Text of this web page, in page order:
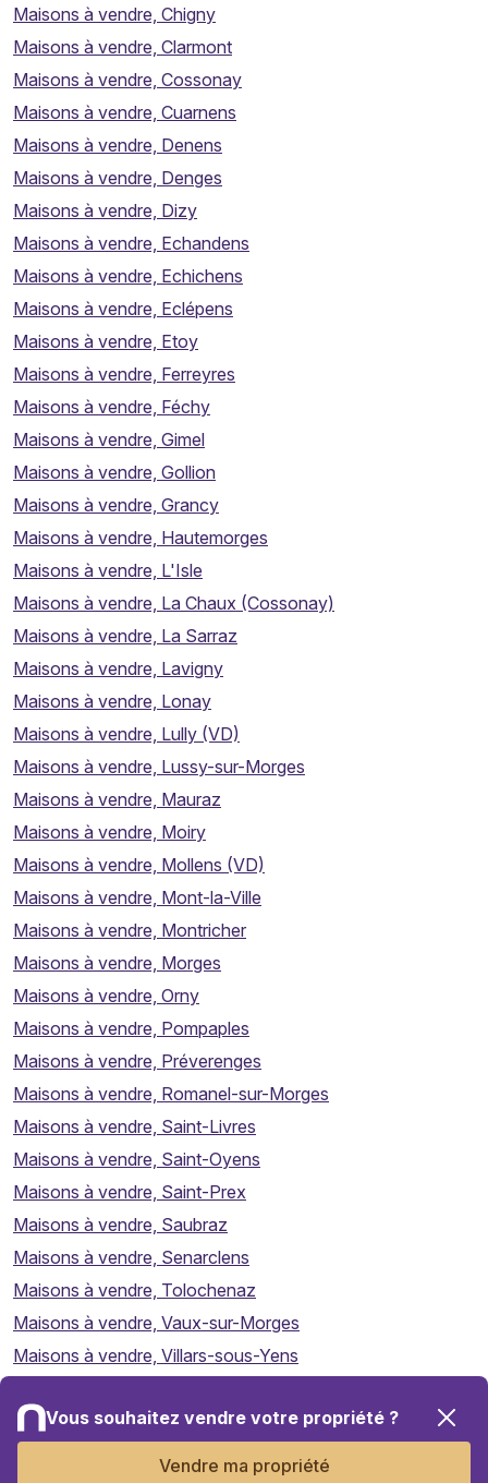
Maisons à vendre, Chigny
Maisons à vendre, Clarmont
Maisons à vendre, Cossonay
Maisons à vendre, Cuarnens
Maisons à vendre, Denens
Maisons à vendre, Denges
Maisons à vendre, Dizy
Maisons à vendre, Echandens
Maisons à vendre, Echichens
Maisons à vendre, Eclépens
Maisons à vendre, Etoy
Maisons à vendre, Ferreyres
Maisons à vendre, Féchy
Maisons à vendre, Gimel
Maisons à vendre, Gollion
Maisons à vendre, Grancy
Maisons à vendre, Hautemorges
Maisons à vendre, L'Isle
Maisons à vendre, La Chaux (Cossonay)
Maisons à vendre, La Sarraz
Maisons à vendre, Lavigny
Maisons à vendre, Lonay
Maisons à vendre, Lully (VD)
Maisons à vendre, Lussy-sur-Morges
Maisons à vendre, Mauraz
Maisons à vendre, Moiry
Maisons à vendre, Mollens (VD)
Maisons à vendre, Mont-la-Ville
Maisons à vendre, Montricher
Maisons à vendre, Morges
Maisons à vendre, Orny
Maisons à vendre, Pompaples
Maisons à vendre, Préverenges
Maisons à vendre, Romanel-sur-Morges
Maisons à vendre, Saint-Livres
Maisons à vendre, Saint-Oyens
Maisons à vendre, Saint-Prex
Maisons à vendre, Saubraz
Maisons à vendre, Senarclens
Maisons à vendre, Tolochenaz
Maisons à vendre, Vaux-sur-Morges
Maisons à vendre, Villars-sous-Yens
Maisons à vendre, Vullierens
Maisons à vendre, Yens
Carte
Vous souhaitez vendre votre propriété ?
Vendre ma propriété